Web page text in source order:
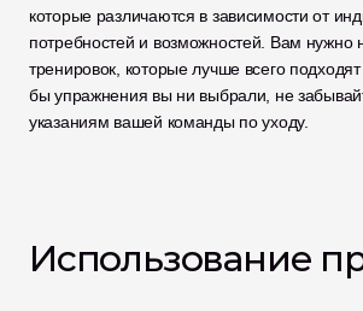
которые различаются в зависимости от
потребностей и возможностей. Вам нужно
тренировок, которые лучше всего
бы упражнения вы ни выбрали, не
указаниям вашей команды по уходу.
Использование